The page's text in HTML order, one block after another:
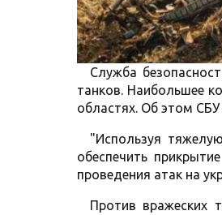
Служба
танков. Наибольшее
областях. Об этом
"Используя
обеспечить
проведения атак на
Против вражеских